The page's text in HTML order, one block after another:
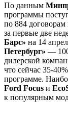
По данным
программы
по 884
за первые две
Барс» на 14
Петербург» —
дилерской
что сейчас 35-
программе.
Ford Focus и
к популярным